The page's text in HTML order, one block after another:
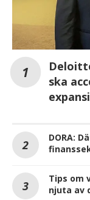
ska
DORA:
Tips om
njuta av